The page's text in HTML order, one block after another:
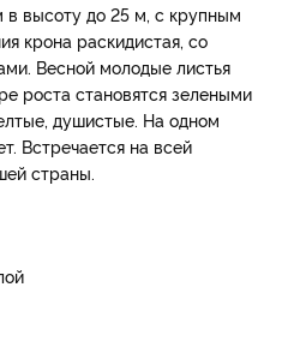
высоту до 25 м, с крупным
крона раскидистая, со
Весной молодые листья
роста становятся зелеными
душистые. На одном
Встречается на всей
страны.